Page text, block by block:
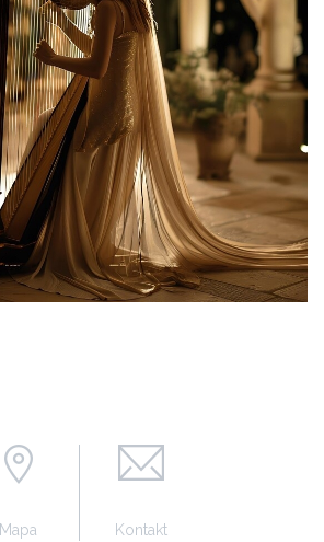
Mapa Kontakt